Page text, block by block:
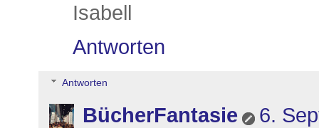
Isabell
Antworten
Antworten
BücherFantasie
6.